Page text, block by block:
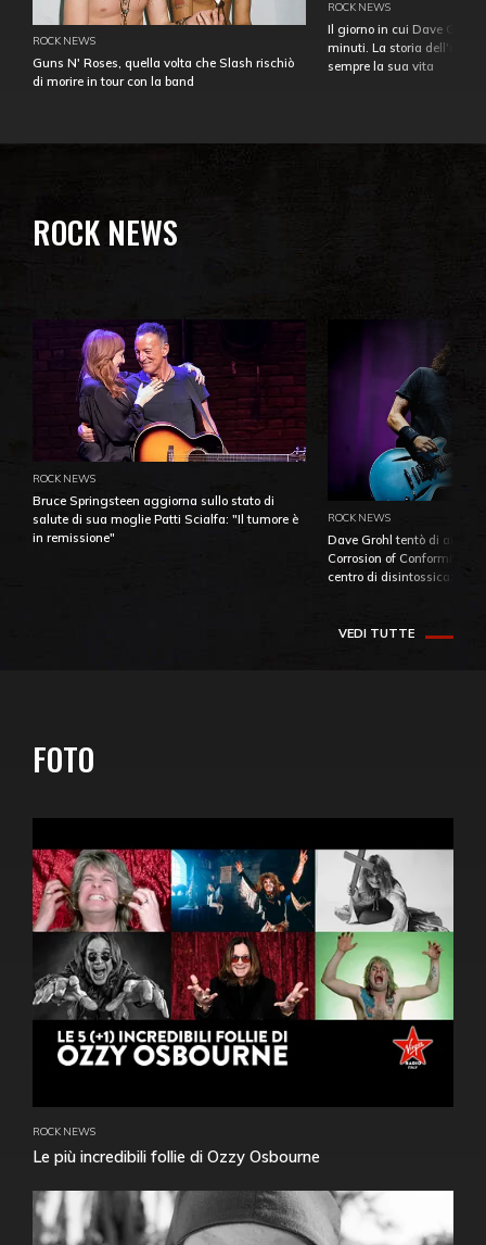
ROCK NEWS
Guns N' Roses, quella volta che Slash rischiò
di morire in tour con la band
ROCK NEWS
Il giorno in cui Dave
minuti. La storia
sempre la sua vita
ROCK NEWS
ROCK NEWS
Bruce Springsteen aggiorna sullo stato di
salute di sua moglie Patti Scialfa: "Il tumore è
in remissione"
ROCK NEWS
Dave Grohl tentò di
Corrosion of Conformity
centro di
VEDI TUTTE
FOTO
ROCK NEWS
Le più incredibili follie di Ozzy Osbourne